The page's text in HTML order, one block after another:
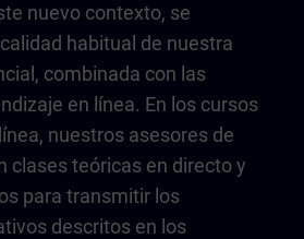
nuevo contexto, se
habitual de nuestra
combinada con las
en línea. En los cursos
nuestros asesores de
clases teóricas en directo y
para transmitir los
descritos en los